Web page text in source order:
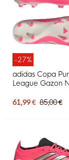
-27%
adidas Copa
League Gazon
Rose Vif Argenté
61,99 € 85,00 €